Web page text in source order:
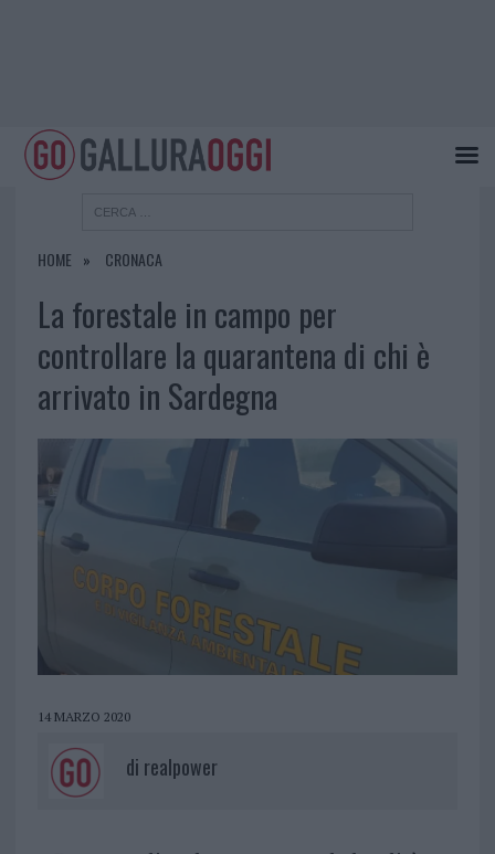
HOME CRONACA
La forestale in campo per
controllare la quarantena di chi è
arrivato in Sardegna
14 MARZO 2020
di realpower